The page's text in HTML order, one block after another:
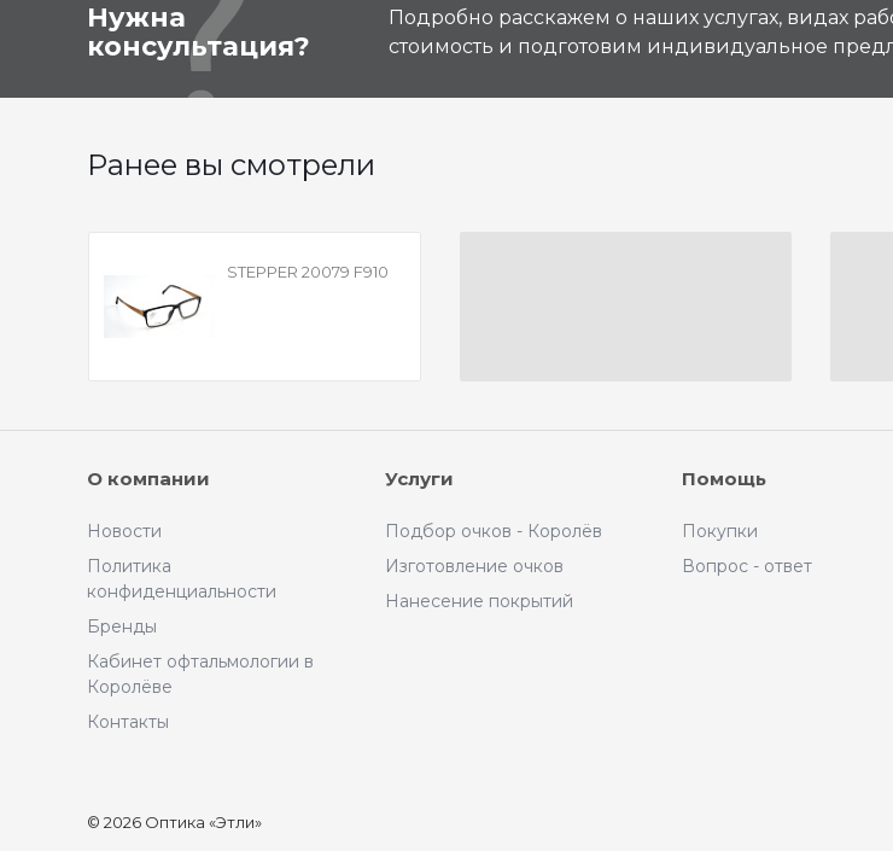
Нужна
консультация?
Подробно расскажем о наших услугах, видах
стоимость и подготовим индивидуальное
Ранее вы смотрели
STEPPER 20079 F910
О компании
Новости
Политика
конфиденциальности
Бренды
Кабинет офтальмологии в
Королёве
Контакты
Услуги
Подбор очков - Королёв
Изготовление очков
Нанесение покрытий
Помощь
Покупки
Вопрос - ответ
© 2026 Оптика «Этли»